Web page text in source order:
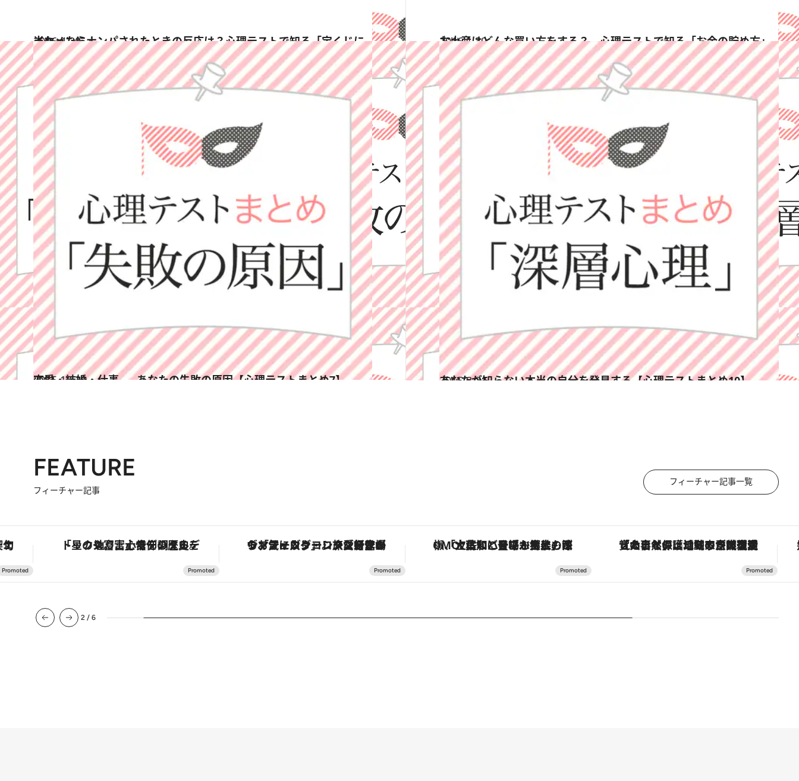
2016.4.20
イケメンにナンパされたときの反応は？心理テストで知る「宝くじに当たったら」
占い 2016.1.30
お土産はどんな買い方をする？ 心理テストで知る「お金の貯め方」
占い
2015.12.30
恋愛・結婚・仕事……あなたの失敗の原因【心理テストまとめ7】
占い 2015.8.21
あなたが知らない本当の自分を発見する【心理テストまとめ10】
占い
FEATURE
フィーチャー記事
フィーチャー記事一覧
で満喫！ 「星のや富士」でデジタルデトックス。冨士信仰の歴史を辿り、心身を調える。 ヴァシュロン・コンスタンタン「オーヴァーシーズ・オートマティック」。旅愛好家のお気に入りコレクションから、ジェンダーレスな新作が登場 「土佐和ハーブかき氷」がOMO7高知に登場！生姜、山椒、大葉など目にも舌にも涼を呼ぶ郷土の味 「大事なのは地域の意識を変えること」。ロレックス賞受賞の自然保護活動家が実現させたナイジェリアの自然環境の復活
2 / 6